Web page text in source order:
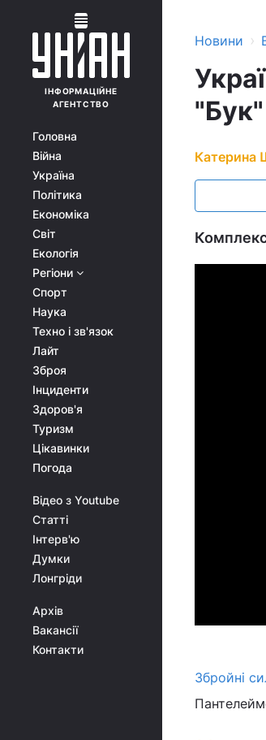
ІНФОРМАЦІЙНЕ
АГЕНТСТВО
Головна
Війна
Україна
Політика
Економіка
Світ
Екологія
Регіони
Спорт
Наука
Техно і зв'язок
Лайт
Зброя
Інциденти
Здоров'я
Туризм
Цікавинки
Погода
Відео з Youtube
Статті
Інтерв'ю
Думки
Лонгріди
Архів
Вакансії
Контакти
Новини ›
Катерина
Збройні